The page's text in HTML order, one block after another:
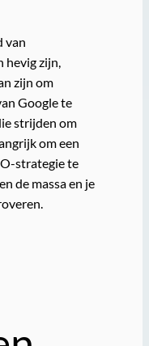
van
hevig zijn,
zijn om
Google te
strijden om
om een
strategie te
de massa en je